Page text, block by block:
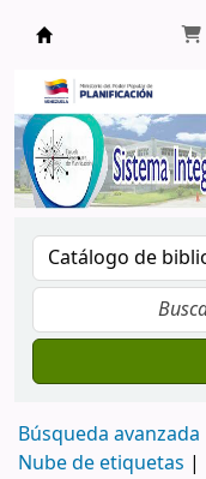
Búsqueda avanzada
Nube de etiquetas